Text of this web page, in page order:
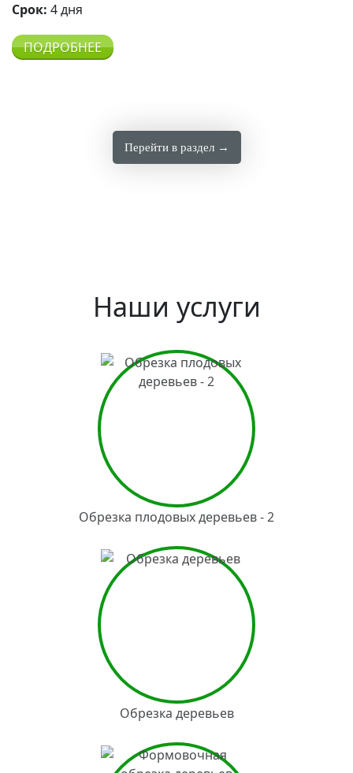
Срок: 4 дня
ПОДРОБНЕЕ
Перейти в раздел →
Наши услуги
Обрезка плодовых деревьев - 2
Обрезка деревьев